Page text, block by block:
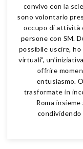
convivo con la
sono volontario
occupo di attività
persone con SM.
possibile uscire,
virtuali”,
offrire
entusiasmo.
trasformate in
Roma
condividendo